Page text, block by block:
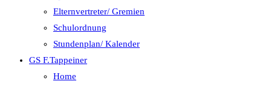
Elternvertreter/ Gremien
Schulordnung
Stundenplan/ Kalender
GS F.Tappeiner
Home